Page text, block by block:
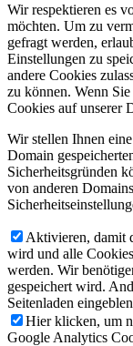
Wir respektieren es
möchten. Um zu
gefragt werden,
Einstellungen zu
andere Cookies
zu können. Wenn
Cookies auf unserer
Wir stellen Ihnen
Domain
Sicherheitsgründen
von anderen
Aktivieren, damit
wird und alle
werden. Wir
gespeichert wird.
Seitenladen
Hier klicken, um
Google Analytics